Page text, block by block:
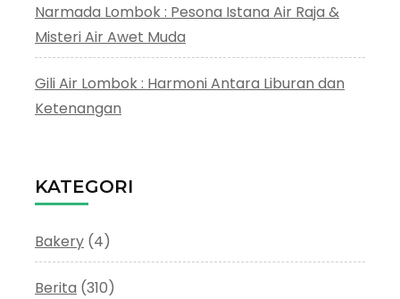
Narmada Lombok : Pesona Istana Air Raja &
Misteri Air Awet Muda
Gili Air Lombok : Harmoni Antara Liburan dan
Ketenangan
KATEGORI
Bakery (4)
Berita (310)